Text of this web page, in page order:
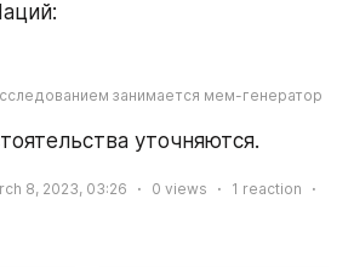
занимается мем-генератор
уточняются.
8, 2023, 03:26 0 views 1 reaction